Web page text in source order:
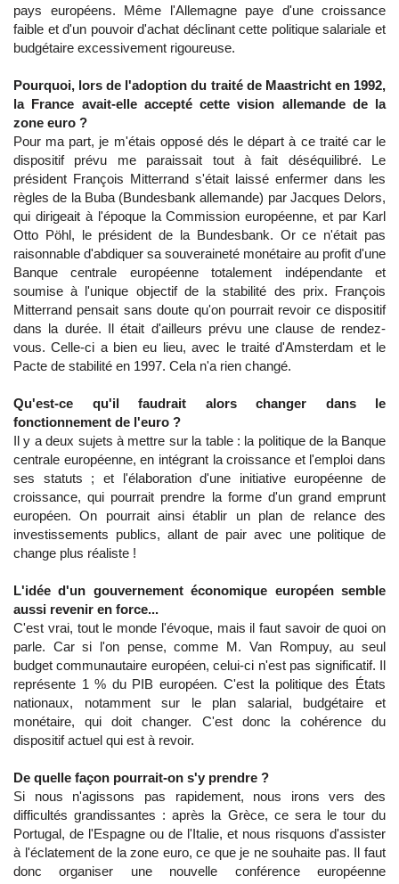
pays européens. Même l'Allemagne paye d'une croissance
faible et d'un pouvoir d'achat déclinant cette politique salariale et
budgétaire excessivement rigoureuse.
Pourquoi, lors de l'adoption du traité de Maastricht en 1992,
la France avait-elle accepté cette vision allemande de la
zone euro ?
Pour ma part, je m'étais opposé dés le départ à ce traité car le
dispositif prévu me paraissait tout à fait déséquilibré. Le
président François Mitterrand s'était laissé enfermer dans les
règles de la Buba (Bundesbank allemande) par Jacques Delors,
qui dirigeait à l'époque la Commission européenne, et par Karl
Otto Pöhl, le président de la Bundesbank. Or ce n'était pas
raisonnable d'abdiquer sa souveraineté monétaire au profit d'une
Banque centrale européenne totalement indépendante et
soumise à l'unique objectif de la stabilité des prix. François
Mitterrand pensait sans doute qu'on pourrait revoir ce dispositif
dans la durée. Il était d'ailleurs prévu une clause de rendez-
vous. Celle-ci a bien eu lieu, avec le traité d'Amsterdam et le
Pacte de stabilité en 1997. Cela n'a rien changé.
Qu'est-ce qu'il faudrait alors changer dans le
fonctionnement de l'euro ?
Il y a deux sujets à mettre sur la table : la politique de la Banque
centrale européenne, en intégrant la croissance et l'emploi dans
ses statuts ; et l'élaboration d'une initiative européenne de
croissance, qui pourrait prendre la forme d'un grand emprunt
européen. On pourrait ainsi établir un plan de relance des
investissements publics, allant de pair avec une politique de
change plus réaliste !
L'idée d'un gouvernement économique européen semble
aussi revenir en force...
C'est vrai, tout le monde l'évoque, mais il faut savoir de quoi on
parle. Car si l'on pense, comme M. Van Rompuy, au seul
budget communautaire européen, celui-ci n'est pas significatif. Il
représente 1 % du PIB européen. C'est la politique des États
nationaux, notamment sur le plan salarial, budgétaire et
monétaire, qui doit changer. C'est donc la cohérence du
dispositif actuel qui est à revoir.
De quelle façon pourrait-on s'y prendre ?
Si nous n'agissons pas rapidement, nous irons vers des
difficultés grandissantes : après la Grèce, ce sera le tour du
Portugal, de l'Espagne ou de l'Italie, et nous risquons d'assister
à l'éclatement de la zone euro, ce que je ne souhaite pas. Il faut
donc organiser une nouvelle conférence européenne